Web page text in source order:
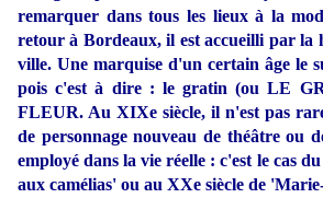
remarquer dans tous les lieux à la
retour à Bordeaux, il est accueilli par la
ville. Une marquise d'un certain âge le
pois c'est à dire : le gratin (ou LE
FLEUR. Au XIXe siècle, il n'est pas
de personnage nouveau de théâtre ou
employé dans la vie réelle : c'est le cas
aux camélias' ou au XXe siècle de